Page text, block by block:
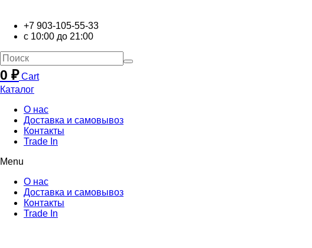
+7 903-105-55-33
с 10:00 до 21:00
0 ₽ Cart
Каталог
О нас
Доставка и самовывоз
Контакты
Trade In
Menu
О нас
Доставка и самовывоз
Контакты
Trade In